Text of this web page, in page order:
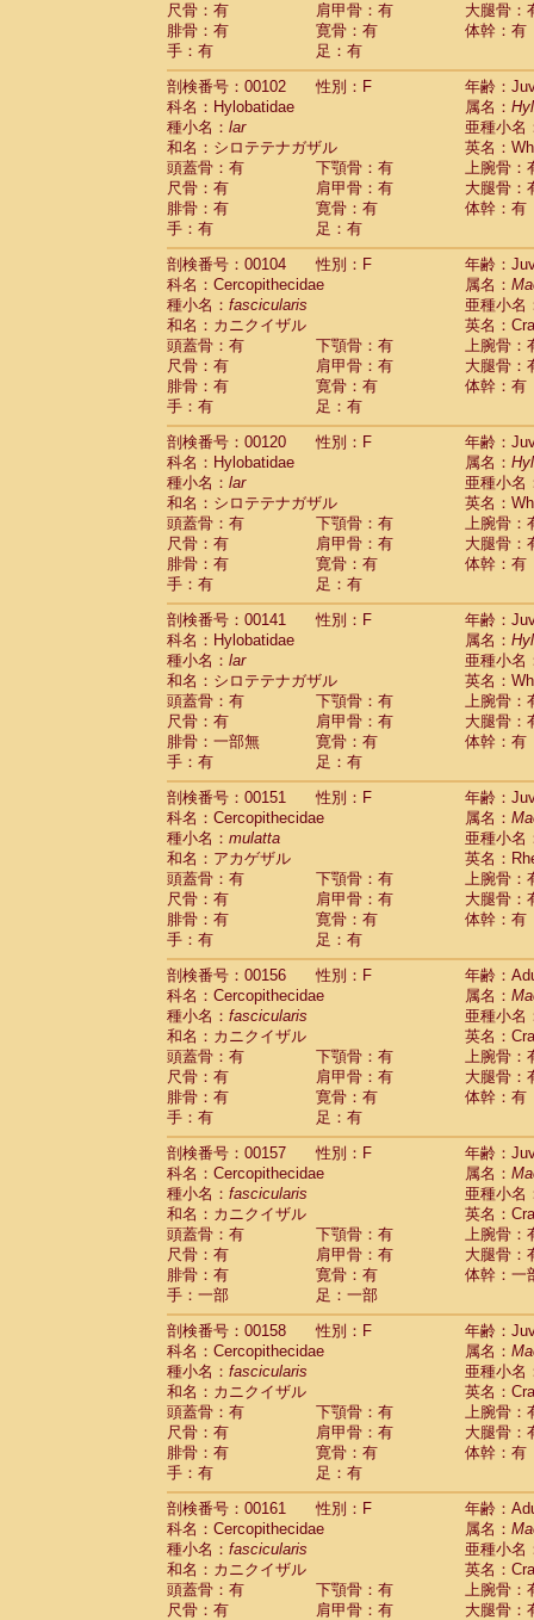
尺骨：有
肩甲骨：有
大腿骨：
腓骨：有
寛骨：有
体幹：有
手：有
足：有
剖検番号：00102
性別：F
年齢：
科名：Hylobatidae
属名：
種小名： lar
亜種小名
和名：シロテテナガザル
英名：
頭蓋骨：有
下顎骨：有
上腕骨：
尺骨：有
肩甲骨：有
大腿骨：
腓骨：有
寛骨：有
体幹：有
手：有
足：有
剖検番号：00104
性別：F
年齢：
科名：Cercopithecidae
属名：
種小名： fascicularis
亜種小名
和名：カニクイザル
英名：
頭蓋骨：有
下顎骨：有
上腕骨：
尺骨：有
肩甲骨：有
大腿骨：
腓骨：有
寛骨：有
体幹：有
手：有
足：有
剖検番号：00120
性別：F
年齢：
科名：Hylobatidae
属名：
種小名： lar
亜種小名
和名：シロテテナガザル
英名：
頭蓋骨：有
下顎骨：有
上腕骨：
尺骨：有
肩甲骨：有
大腿骨：
腓骨：有
寛骨：有
体幹：有
手：有
足：有
剖検番号：00141
性別：F
年齢：
科名：Hylobatidae
属名：
種小名： lar
亜種小名
和名：シロテテナガザル
英名：
頭蓋骨：有
下顎骨：有
上腕骨：
尺骨：有
肩甲骨：有
大腿骨：
腓骨：一部無
寛骨：有
体幹：有
手：有
足：有
剖検番号：00151
性別：F
年齢：
科名：Cercopithecidae
属名：
種小名： mulatta
亜種小名
和名：アカゲザル
英名：
頭蓋骨：有
下顎骨：有
上腕骨：
尺骨：有
肩甲骨：有
大腿骨：
腓骨：有
寛骨：有
体幹：有
手：有
足：有
剖検番号：00156
性別：F
年齢：
科名：Cercopithecidae
属名：
種小名： fascicularis
亜種小名
和名：カニクイザル
英名：
頭蓋骨：有
下顎骨：有
上腕骨：
尺骨：有
肩甲骨：有
大腿骨：
腓骨：有
寛骨：有
体幹：有
手：有
足：有
剖検番号：00157
性別：F
年齢：
科名：Cercopithecidae
属名：
種小名： fascicularis
亜種小名
和名：カニクイザル
英名：
頭蓋骨：有
下顎骨：有
上腕骨：
尺骨：有
肩甲骨：有
大腿骨：
腓骨：有
寛骨：有
体幹：一
手：一部
足：一部
剖検番号：00158
性別：F
年齢：
科名：Cercopithecidae
属名：
種小名： fascicularis
亜種小名
和名：カニクイザル
英名：
頭蓋骨：有
下顎骨：有
上腕骨：
尺骨：有
肩甲骨：有
大腿骨：
腓骨：有
寛骨：有
体幹：有
手：有
足：有
剖検番号：00161
性別：F
年齢：
科名：Cercopithecidae
属名：
種小名： fascicularis
亜種小名
和名：カニクイザル
英名：
頭蓋骨：有
下顎骨：有
上腕骨：
尺骨：有
肩甲骨：有
大腿骨：